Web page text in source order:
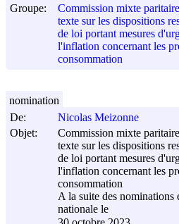
Groupe:
Commission mixte
texte sur les dispositions
de loi portant mesures
l'inflation concernant les
consommation
De:
Nicolas Meizonne
Objet:
Commission mixte
texte sur les dispositions
de loi portant mesures
l'inflation concernant les
consommation
A la suite des nominations
nationale le
nomination